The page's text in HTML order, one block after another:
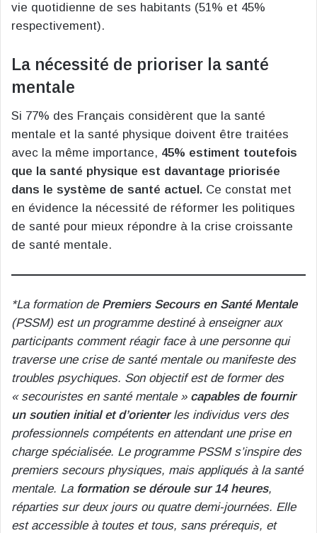
vie quotidienne de ses habitants (51% et 45%
respectivement).
La nécessité de prioriser la santé
mentale
Si 77% des Français considèrent que la santé
mentale et la santé physique doivent être traitées
avec la même importance, 45% estiment toutefois
que la santé physique est davantage priorisée
dans le système de santé actuel. Ce constat met
en évidence la nécessité de réformer les politiques
de santé pour mieux répondre à la crise croissante
de santé mentale.
*La formation de Premiers Secours en Santé Mentale
(PSSM) est un programme destiné à enseigner aux
participants comment réagir face à une personne qui
traverse une crise de santé mentale ou manifeste des
troubles psychiques. Son objectif est de former des
« secouristes en santé mentale » capables de fournir
un soutien initial et d’orienterles individus vers des
professionnels compétents en attendant une prise en
charge spécialisée. Le programme PSSM s’inspire des
premiers secours physiques, mais appliqués à la santé
mentale. La formation se déroule sur 14 heures,
réparties sur deux jours ou quatre demi-journées. Elle
est accessible à toutes et tous, sans prérequis, et